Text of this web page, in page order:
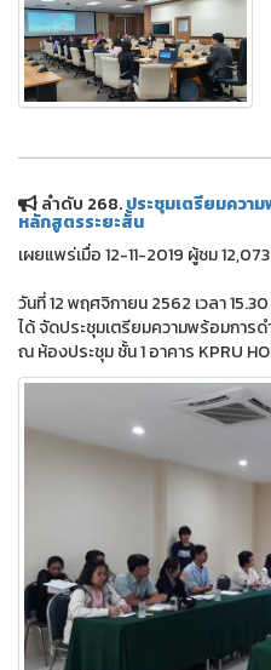
ลำดับ 268.ประชุมเตรียมความ
หลักสูตรระยะสั้น
เผยแพร่เมื่อ 12-11-2019 ผู้ชม 12,073
วันที่ 12 พฤศจิกายน 2562 เวลา
ได้ จัดประชุมเตรียมความพร้อมการ
ณ ห้องประชุม ชั้น 1 อาคาร KPRU